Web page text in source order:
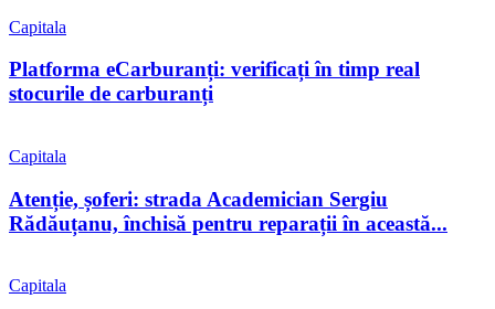
Capitala
Platforma eCarburanți: verificați în timp real
stocurile de carburanți
Capitala
Atenție, șoferi: strada Academician Sergiu
Rădăuțanu, închisă pentru reparații în această...
Capitala